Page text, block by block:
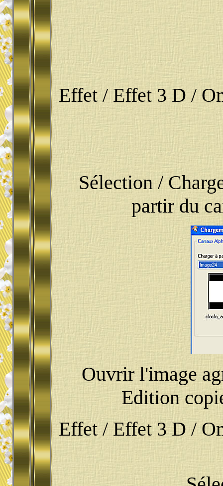
Effet / Effet 3 D /
Sélection /
partir du
Ouvrir l'image
Edition
Effet / Effet 3 D /